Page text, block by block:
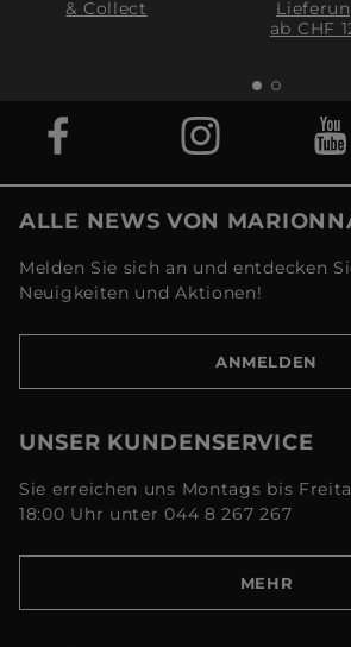
& Collect
ab CHF
ALLE NEWS VON
Melden Sie sich an und entdecken
Neuigkeiten und Aktionen!
ANMELDEN
UNSER KUNDENSERVICE
Sie erreichen uns Montags bis
18:00 Uhr unter 044 8 267 267
MEHR